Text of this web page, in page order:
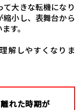
大きな転機になり
小し、表舞台から
す。
解しやすくなりま
れた時期が